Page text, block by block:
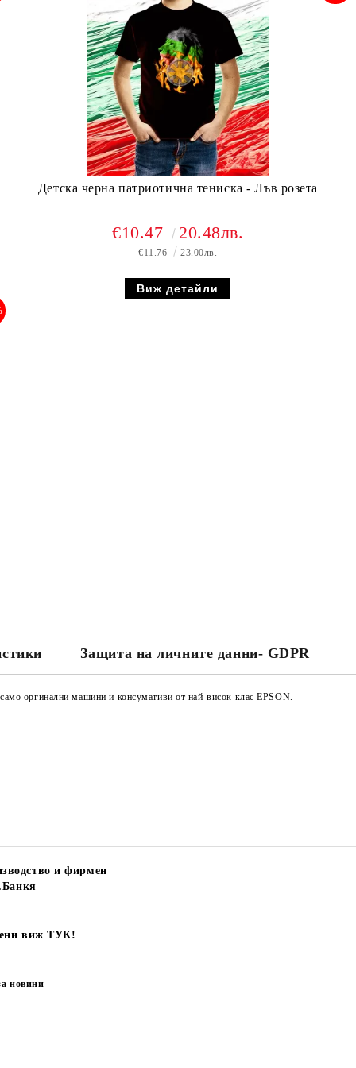
Детска черна патриотична тениска - Лъв розета
€10.47 20.48лв.
€11.76 23.00лв.
Виж детайли
Защита на личните данни- GDPR
оргинални машини и консумативи от най-висок клас EPSON.
и фирмен
виж ТУК!
новини